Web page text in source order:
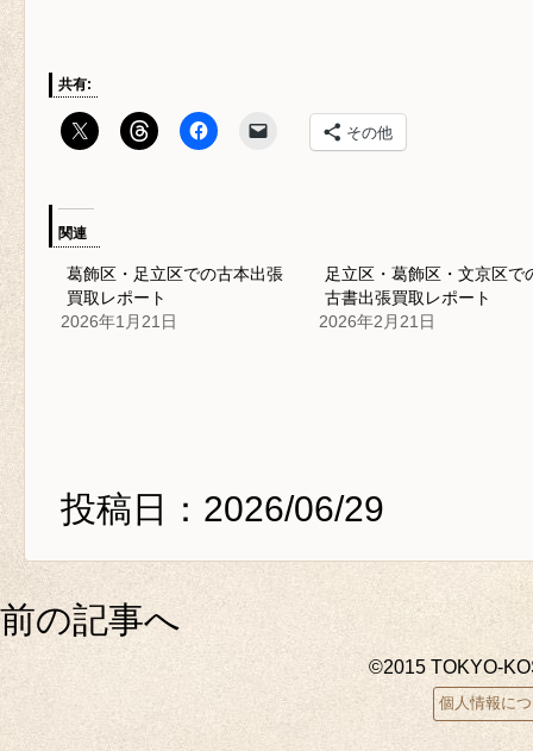
共有:
その他
関連
葛飾区・足立区での古本出張
買取レポート
2026年1月21日
足立区・葛飾区・文京区で
古書出張買取レポート
2026年2月21日
投稿日：2026/06/29
前の記事へ
©2015 TOKYO-
個人情報に